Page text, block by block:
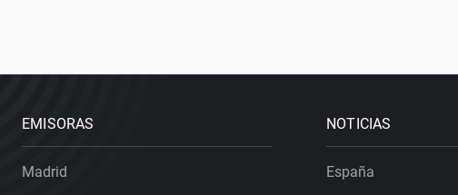
EMISORAS
Madrid
NOTICIAS
España